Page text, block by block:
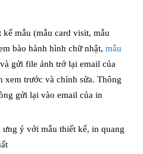
mẫu (mẫu card visit, mẫu
bào hành hình chữ nhật, mẫu
gửi file ảnh trở lại email của
xem trước và chỉnh sửa. Thông
gửi lại vào email của in
ý với mẫu thiết kế, in quang